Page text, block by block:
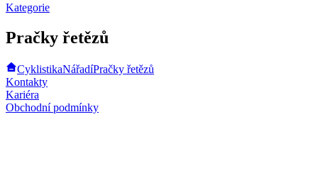
Kategorie
Pračky řetězů
CyklistikaNářadíPračky řetězů
Kontakty
Kariéra
Obchodní podmínky